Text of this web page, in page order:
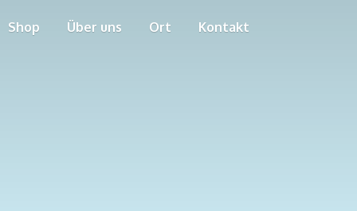
Shop Über uns Ort Kontakt